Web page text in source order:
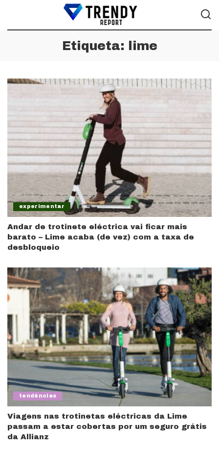
Etiqueta: lime
experimentar
Andar de trotinete eléctrica vai ficar mais
barato – Lime acaba (de vez) com a taxa de
desbloqueio
tendências
Viagens nas trotinetas eléctricas da Lime
passam a estar cobertas por um seguro grátis
da Allianz